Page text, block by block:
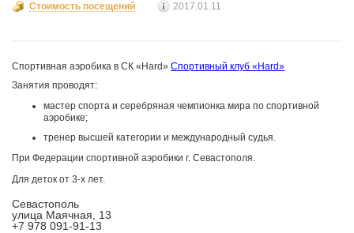
Стоимость посещений 2017.01.11
Спортивная аэробика в СК «Hard» Спортивный клуб «Hard»
Занятия проводят:
мастер спорта и серебряная чемпионка мира по спортивной
аэробике;
тренер высшей категории и международный судья.
При Федерации спортивной аэробики г. Севастополя.
Для деток от 3-х лет.
Севастополь
улица Маячная, 13
+7 978 091-91-13